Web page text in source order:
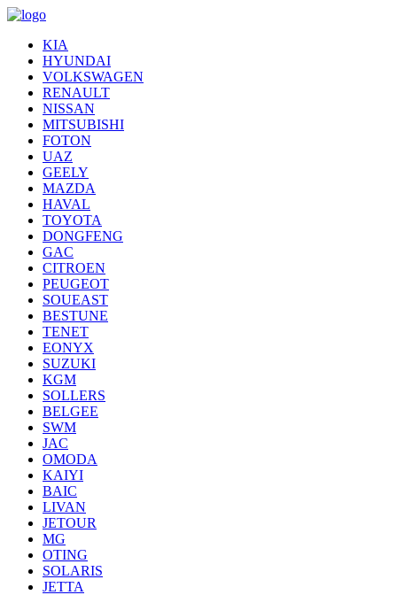
KIA
HYUNDAI
VOLKSWAGEN
RENAULT
NISSAN
MITSUBISHI
FOTON
UAZ
GEELY
MAZDA
HAVAL
TOYOTA
DONGFENG
GAC
CITROEN
PEUGEOT
SOUEAST
BESTUNE
TENET
EONYX
SUZUKI
KGM
SOLLERS
BELGEE
SWM
JAC
OMODA
KAIYI
BAIC
LIVAN
JETOUR
MG
OTING
SOLARIS
JETTA